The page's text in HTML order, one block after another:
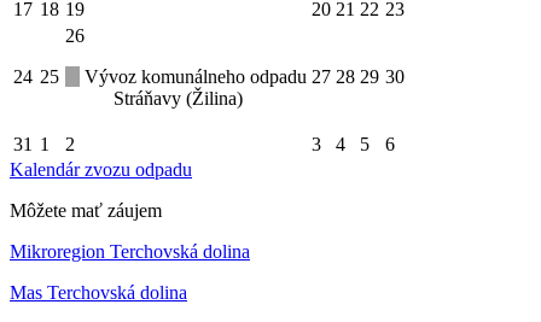
17 18 19 20 21 22 23
24 25
26
Vývoz komunálneho odpadu
Stráňavy (Žilina)
27 28 29 30
31 1 2 3 4 5
6
Kalendár zvozu odpadu
Môžete mať záujem
Mikroregion Terchovská dolina
Mas Terchovská dolina